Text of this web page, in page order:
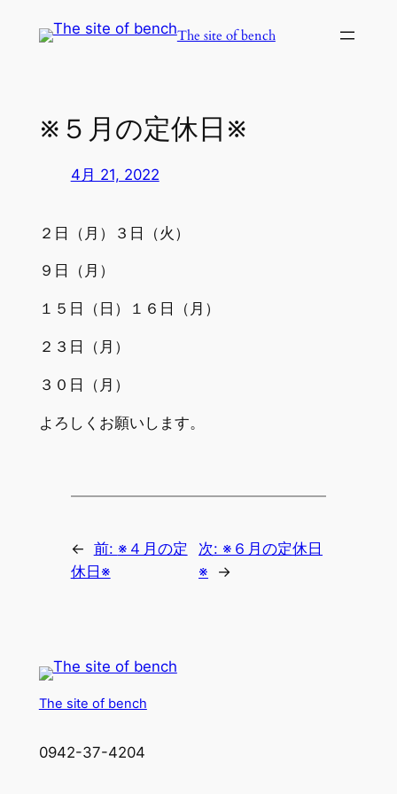
The site of bench
※５月の定休日※
4月 21, 2022
２日（月）３日（火）
９日（月）
１５日（日）１６日（月）
２３日（月）
３０日（月）
よろしくお願いします。
← 前: ※４月の定
休日※
次: ※６月の定休日
※
→
The site of bench
0942-37-4204